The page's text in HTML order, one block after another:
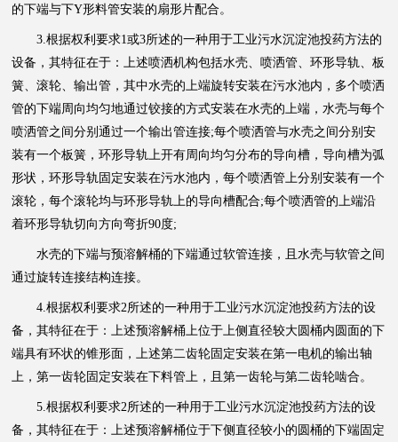
的下端与下Y形料管安装的扇形片配合。
3.根据权利要求1或3所述的一种用于工业污水沉淀池投药方法的
设备，其特征在于：上述喷洒机构包括水壳、喷洒管、环形导轨、板
簧、滚轮、输出管，其中水壳的上端旋转安装在污水池内，多个喷洒
管的下端周向均匀地通过铰接的方式安装在水壳的上端，水壳与每个
喷洒管之间分别通过一个输出管连接;每个喷洒管与水壳之间分别安
装有一个板簧，环形导轨上开有周向均匀分布的导向槽，导向槽为弧
形状，环形导轨固定安装在污水池内，每个喷洒管上分别安装有一个
滚轮，每个滚轮均与环形导轨上的导向槽配合;每个喷洒管的上端沿
着环形导轨切向方向弯折90度;
水壳的下端与预溶解桶的下端通过软管连接，且水壳与软管之间
通过旋转连接结构连接。
4.根据权利要求2所述的一种用于工业污水沉淀池投药方法的设
备，其特征在于：上述预溶解桶上位于上侧直径较大圆桶内圆面的下
端具有环状的锥形面，上述第二齿轮固定安装在第一电机的输出轴
上，第一齿轮固定安装在下料管上，且第一齿轮与第二齿轮啮合。
5.根据权利要求2所述的一种用于工业污水沉淀池投药方法的设
备，其特征在于：上述预溶解桶位于下侧直径较小的圆桶的下端固定